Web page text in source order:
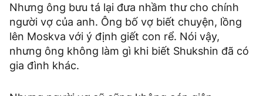
Nhưng ông bưu tá lại đưa nhầm thư cho chính
người vợ của anh. Ông bố vợ biết chuyện, lồng
lên Moskva với ý định giết con rể. Nói vậy,
nhưng ông không làm gì khi biết Shukshin đã có
gia đình khác.